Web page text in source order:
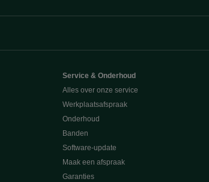
Service & Onderhoud
Alles over onze service
Werkplaatsafspraak
Onderhoud
Banden
Software-update
Maak een afspraak
Garanties